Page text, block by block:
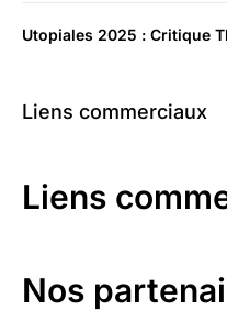
Utopiales 2025 : Critique
Liens commerciaux
Liens
Nos